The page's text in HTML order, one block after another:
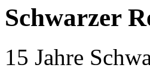
Schwarzer
15 Jahre